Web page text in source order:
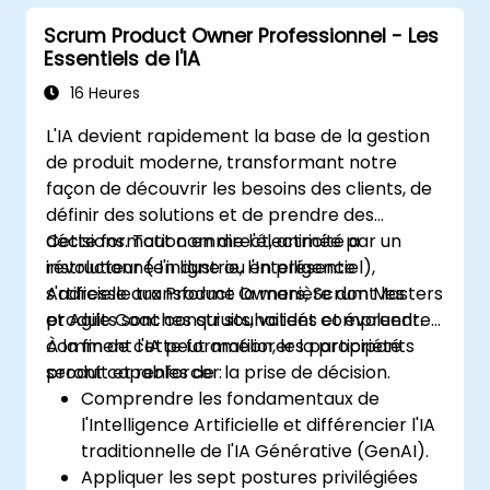
Scrum Product Owner Professionnel - Les
Essentiels de l'IA
16 Heures
L'IA devient rapidement la base de la gestion
de produit moderne, transformant notre
façon de découvrir les besoins des clients, de
définir des solutions et de prendre des
décisions. Tout comme l'électricité a
révolutionné l'industrie, l'Intelligence
Artificielle transforme la manière dont les
produits sont construits, validés et évoluent.
Cette formation en direct, animée par un
instructeur (en ligne ou en présentiel),
s'adresse aux Product Owners, Scrum Masters
et Agile Coaches qui souhaitent comprendre
comment l'IA peut améliorer la propriété
produit et renforcer la prise de décision.
À la fin de cette formation, les participants
seront capables de :
Comprendre les fondamentaux de
l'Intelligence Artificielle et différencier l'IA
traditionnelle de l'IA Générative (GenAI).
Appliquer les sept postures privilégiées